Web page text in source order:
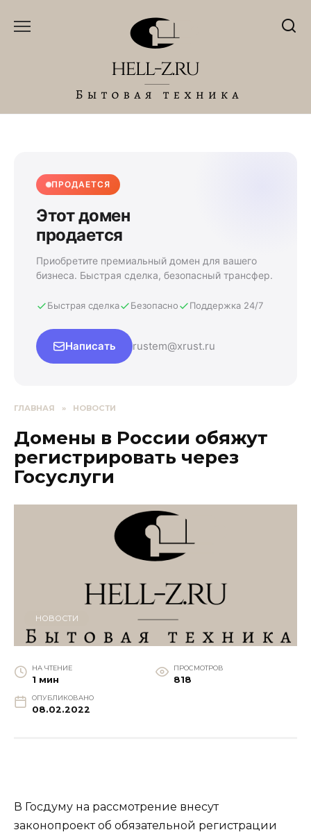
ПРОДАЕТСЯ
Этот домен
продается
Приобретите премиальный домен для вашего
бизнеса. Быстрая сделка, безопасный трансфер.
Быстрая сделка Безопасно Поддержка 24/7
Написать rustem@xrust.ru
ГЛАВНАЯ » НОВОСТИ
Домены в России обяжут
регистрировать через
Госуслуги
НОВОСТИ
НА ЧТЕНИЕ
1 мин
ПРОСМОТРОВ
818
ОПУБЛИКОВАНО
08.02.2022
В Госдуму на рассмотрение внесут
законопроект об обязательной регистрации